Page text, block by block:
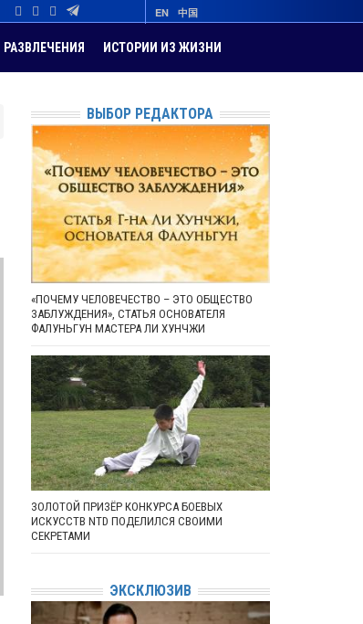
EN 中国
РАЗВЛЕЧЕНИЯ ИСТОРИИ ИЗ ЖИЗНИ
ВЫБОР РЕДАКТОРА
«ПОЧЕМУ ЧЕЛОВЕЧЕСТВО – ЭТО ОБЩЕСТВО
ЗАБЛУЖДЕНИЯ», СТАТЬЯ ОСНОВАТЕЛЯ
ФАЛУНЬГУН МАСТЕРА ЛИ ХУНЧЖИ
ЗОЛОТОЙ ПРИЗЁР КОНКУРСА БОЕВЫХ
ИСКУССТВ NTD ПОДЕЛИЛСЯ СВОИМИ
СЕКРЕТАМИ
ЭКСКЛЮЗИВ